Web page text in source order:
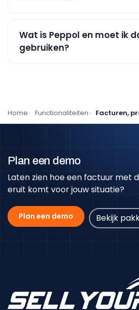
Wat is Peppol en moet ik
gebruiken?
Home Functionaliteiten Facturen,
Plan een demo
Laten zien hoe een factuur met
eruit komt voor jouw situatie?
Plan een demo Bekijk